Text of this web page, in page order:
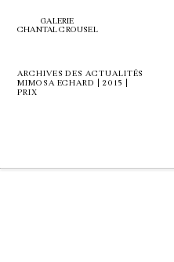
GALERIE
CHANTAL CROUSEL
ARCHIVES DES ACTUALITÉS
MIMOSA ECHARD | 2015 |
PRIX